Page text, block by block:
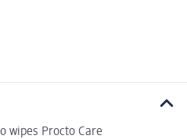
wipes Procto Care